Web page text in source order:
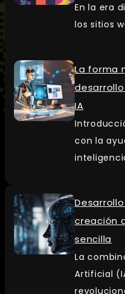
En la era
los sitios
La forma
IA
con la
creación
sencilla
La
Artificial